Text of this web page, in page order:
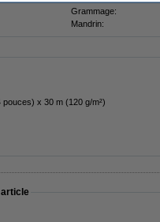
Grammage:
Mandrin:
x 30 m (120 g/m²)